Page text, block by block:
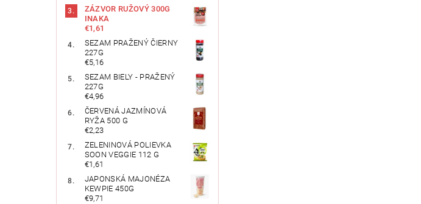
ZÁZVOR RUŽOVÝ 300G
INAKA
€1,61
SEZAM PRAŽENÝ ČIERNY
227G
€5,16
SEZAM BIELY - PRAŽENÝ
227G
€4,96
ČERVENÁ JAZMÍNOVÁ
RYŽA 500 G
€2,23
ZELENINOVÁ POLIEVKA
SOON VEGGIE 112 G
€1,61
JAPONSKÁ MAJONÉZA
KEWPIE 450G
€9,71